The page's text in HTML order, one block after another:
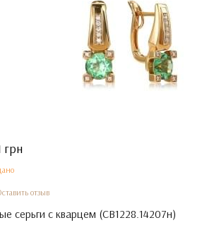
грн
отзыв
серьги с кварцем (СВ1228.14207н)